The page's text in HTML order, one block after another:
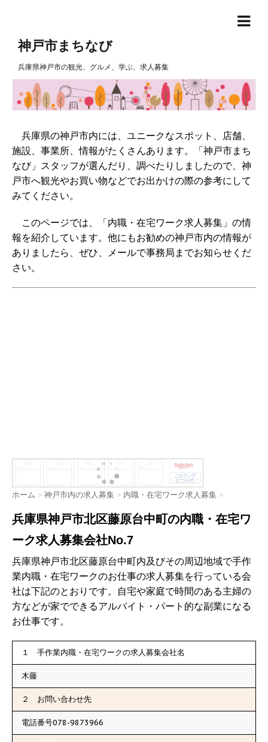
神戸市まちなび
兵庫県神戸市の観光、グルメ、学ぶ、求人募集
兵庫県の神戸市内には、ユニークなスポット、店舗、
施設、事業所、情報がたくさんあります。「神戸市まち
なび」スタッフが選んだり、調べたりしましたので、神
戸市へ観光やお買い物などでお出かけの際の参考にして
みてください。
このページでは、「内職・在宅ワーク求人募集」の情
報を紹介しています。他にもお勧めの神戸市内の情報が
ありましたら、ぜひ、メールで事務局までお知らせくだ
さい。
ホーム > 神戸市内の求人募集 > 内職・在宅ワーク求人募集 >
兵庫県神戸市北区藤原台中町の内職・在宅ワ
ーク求人募集会社No.7
兵庫県神戸市北区藤原台中町内及びその周辺地域で手作
業内職・在宅ワークのお仕事の求人募集を行っている会
社は下記のとおりです。自宅や家庭で時間のある主婦の
方などが家でできるアルバイト・パート的な副業になる
お仕事です。
１ 手作業内職・在宅ワークの求人募集会社名
木藤
２ お問い合わせ先
電話番号078-9873966